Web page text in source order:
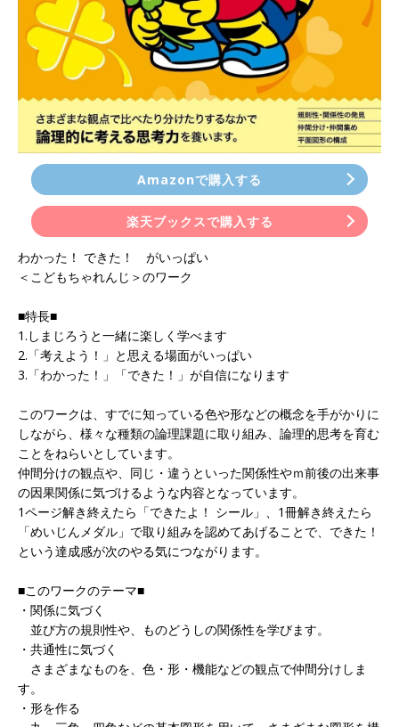
Amazonで購入する
楽天ブックスで購入する
わかった！ できた！ がいっぱい
＜こどもちゃれんじ＞のワーク
■特長■
1.しまじろうと一緒に楽しく学べます
2.「考えよう！」と思える場面がいっぱい
3.「わかった！」「できた！」が自信になります
このワークは、すでに知っている色や形などの概念を手がかりに
しながら、様々な種類の論理課題に取り組み、論理的思考を育む
ことをねらいとしています。
仲間分けの観点や、同じ・違うといった関係性やｍ前後の出来事
の因果関係に気づけるような内容となっています。
1ページ解き終えたら「できたよ！ シール」、1冊解き終えたら
「めいじんメダル」で取り組みを認めてあげることで、できた！
という達成感が次のやる気につながります。
■このワークのテーマ■
・関係に気づく
並び方の規則性や、ものどうしの関係性を学びます。
・共通性に気づく
さまざまなものを、色・形・機能などの観点で仲間分けしま
す。
・形を作る